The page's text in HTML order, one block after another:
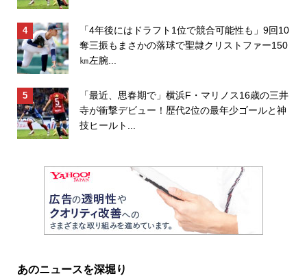
「4年後にはドラフト1位で競合可能性も」9回10
奪三振もまさかの落球で聖隷クリストファー150
㎞左腕...
「最近、思春期で」横浜F・マリノス16歳の三井
寺が衝撃デビュー！歴代2位の最年少ゴールと神
技ヒールト...
あのニュースを深堀り